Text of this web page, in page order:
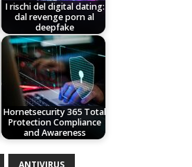
I rischi del digital dating:
dal revenge porn al
deepfake
Hornetsecurity 365 Total
Protection Compliance
and Awareness
ANTIVIRUS